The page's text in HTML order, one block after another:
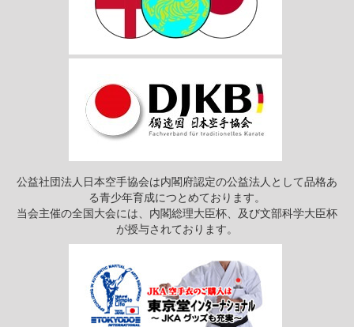
公益社団法人日本空手協会は内閣府認定の公益法人として品格あ
る青少年育成につとめております。
当会主催の全国大会には、内閣総理大臣杯、及び文部科学大臣杯
が授与されております。